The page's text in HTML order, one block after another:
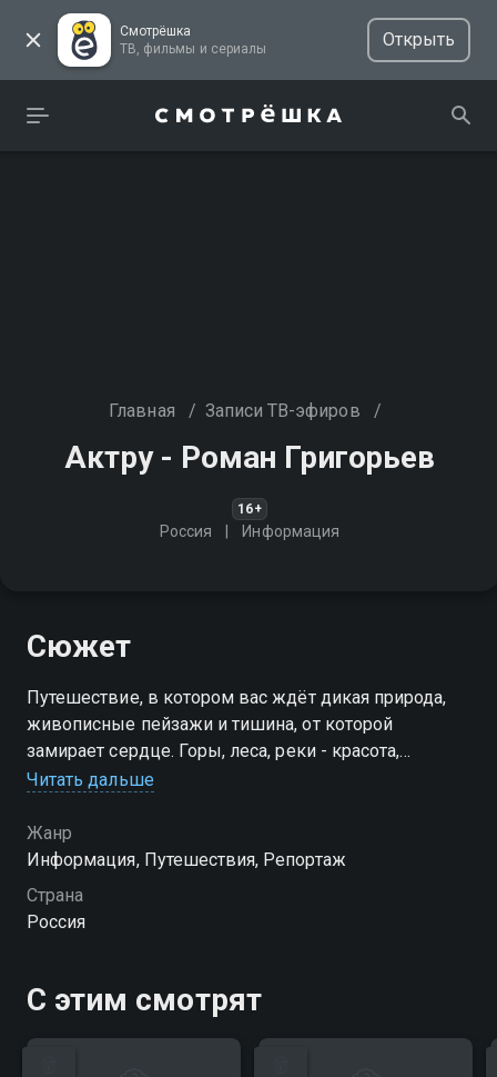
Смотрёшка
ТВ, фильмы и сериалы
Открыть
Главная / Записи ТВ-эфиров /
Актру - Роман Григорьев
16+
Россия Информация
Сюжет
Путешествие, в котором вас ждёт дикая природа,
живописные пейзажи и тишина, от которой
замирает сердце. Горы, леса, реки - красота,
которую нужно увидеть
Читать дальше
Жанр
Информация, Путешествия, Репортаж
Страна
Россия
С этим смотрят